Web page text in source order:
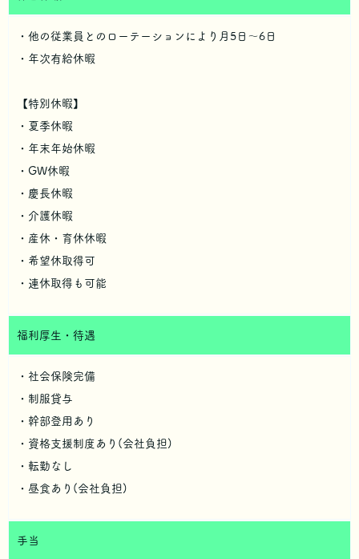
・他の従業員とのローテーションにより月5日〜6日
・年次有給休暇
【特別休暇】
・夏季休暇
・年末年始休暇
・GW休暇
・慶長休暇
・介護休暇
・産休・育休休暇
・希望休取得可
・連休取得も可能
福利厚生・待遇
・社会保険完備
・制服貸与
・幹部登用あり
・資格支援制度あり(会社負担)
・転勤なし
・昼食あり(会社負担)
手当